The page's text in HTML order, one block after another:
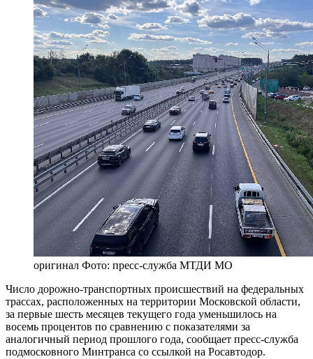
оригинал Фото: пресс-служба МТДИ МО
Число дорожно-транспортных происшествий на федеральных
трассах, расположенных на территории Московской области,
за первые шесть месяцев текущего года уменьшилось на
восемь процентов по сравнению с показателями за
аналогичный период прошлого года, сообщает пресс-служба
подмосковного Минтранса со ссылкой на Росавтодор.